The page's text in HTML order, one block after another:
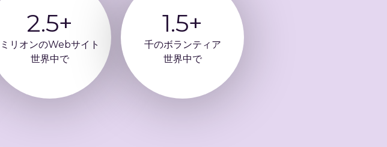
2.5+
ミリオンのWebサイト
世界中で
1.5+
千のボランティア
世界中で